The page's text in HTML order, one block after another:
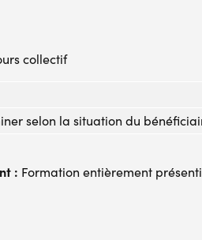
collectif
selon la situation du
: Formation entièrement